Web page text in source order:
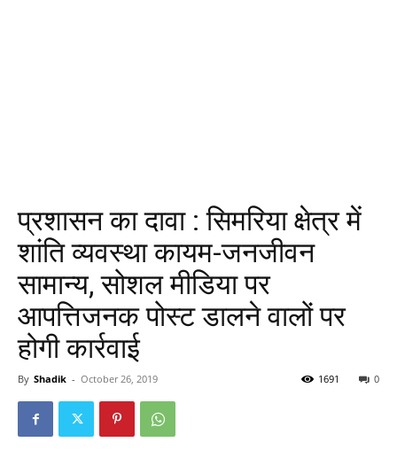
प्रशासन का दावा : सिमरिया क्षेत्र में
शांति व्यवस्था कायम-जनजीवन
सामान्य, सोशल मीडिया पर
आपत्तिजनक पोस्ट डालने वालों पर
होगी कार्रवाई
By Shadik - October 26, 2019 0
1691